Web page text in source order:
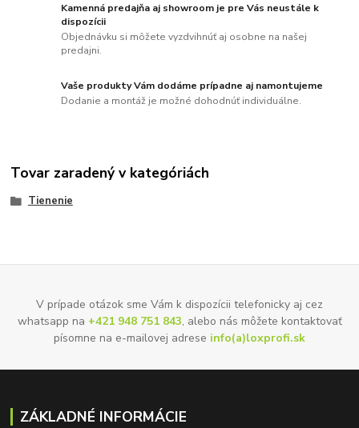
Kamenná predajňa aj showroom je pre Vás neustále k
dispozícii
Objednávku si môžete vyzdvihnúť aj osobne na našej
predajni.
Vaše produkty Vám dodáme prípadne aj namontujeme
Dodanie a montáž je možné dohodnúť individuálne.
Tovar zaradený v kategóriách
Tienenie
V prípade otázok sme Vám k dispozícii telefonicky aj cez
whatsapp na +421 948 751 843, alebo nás môžete kontaktovať
písomne na e-mailovej adrese info(a)loxprofi.sk
ZÁKLADNÉ INFORMÁCIE